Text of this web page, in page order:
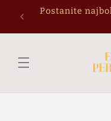
na
Postanite